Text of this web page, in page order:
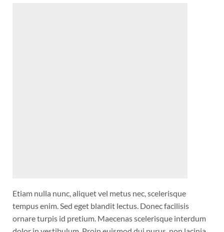
Etiam nulla nunc, aliquet vel metus nec, scelerisque
tempus enim. Sed eget blandit lectus. Donec facilisis
ornare turpis id pretium. Maecenas scelerisque interdum